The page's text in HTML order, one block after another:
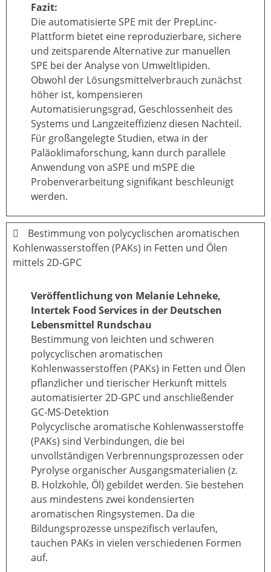
Fazit:
Die automatisierte SPE mit der PrepLinc-
Plattform bietet eine reproduzierbare, sichere
und zeitsparende Alternative zur manuellen
SPE bei der Analyse von Umweltlipiden.
Obwohl der Lösungsmittelverbrauch zunächst
höher ist, kompensieren
Automatisierungsgrad, Geschlossenheit des
Systems und Langzeiteffizienz diesen Nachteil.
Für großangelegte Studien, etwa in der
Paläoklimaforschung, kann durch parallele
Anwendung von aSPE und mSPE die
Probenverarbeitung signifikant beschleunigt
werden.
Bestimmung von polycyclischen aromatischen
Kohlenwasserstoffen (PAKs) in Fetten und Ölen
mittels 2D-GPC
Veröffentlichung von Melanie Lehneke,
Intertek Food Services in der Deutschen
Lebensmittel Rundschau
Bestimmung von leichten und schweren
polycyclischen aromatischen
Kohlenwasserstoffen (PAKs) in Fetten und Ölen
pflanzlicher und tierischer Herkunft mittels
automatisierter 2D-GPC und anschließender
GC-MS-Detektion
Polycyclische aromatische Kohlenwasserstoffe
(PAKs) sind Verbindungen, die bei
unvollständigen Verbrennungsprozessen oder
Pyrolyse organischer Ausgangsmaterialien (z.
B. Holzkohle, Öl) gebildet werden. Sie bestehen
aus mindestens zwei kondensierten
aromatischen Ringsystemen. Da die
Bildungsprozesse unspezifisch verlaufen,
tauchen PAKs in vielen verschiedenen Formen
auf.